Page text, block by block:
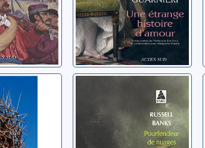
Nikos
Pourfendeur de
Banks, Russell